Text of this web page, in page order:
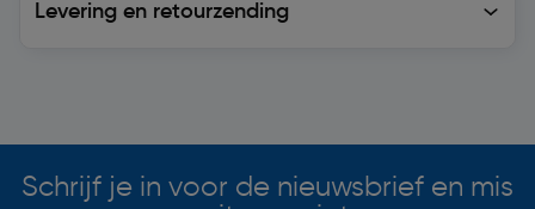
Levering en retourzending
Schrijf je in voor de nieuwsbrief en mis